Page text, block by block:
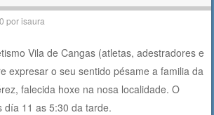
tir
porisaura
Vila de Cangas (atletas, adestradores e
expresar o seu sentido pésame a familia da
falecida hoxe na nosa localidade. O
día 11 as 5:30 da tarde.